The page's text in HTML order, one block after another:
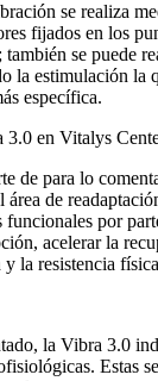
se realiza
fijados en los
se puede
la estimulación la
específica.
3.0 en Vitalys
de para lo
área de
funcionales por
acelerar la
la resistencia
la Vibra 3.0
Estas